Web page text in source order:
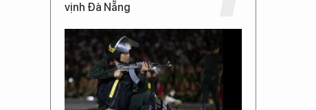
vịnh Đà Nẵng